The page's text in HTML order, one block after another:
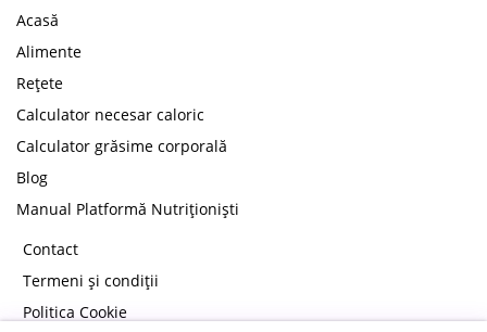
Acasă
Alimente
Rețete
Calculator necesar caloric
Calculator grăsime corporală
Blog
Manual Platformă Nutriționiști
Contact
Termeni și condiții
Politica Cookie